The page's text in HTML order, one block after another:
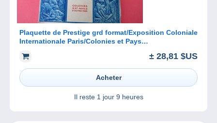
Plaquette de Prestige grd format/Exposition Coloniale
Internationale Paris/Colonies et Pays
± 28,81 $US
Acheter
Il reste 1 jour 9 heures